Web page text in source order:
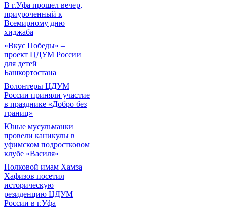
В г.Уфа прошел вечер,
приуроченный к
Всемирному дню
хиджаба
«Вкус Победы» –
проект ЦДУМ России
для детей
Башкортостана
Волонтеры ЦДУМ
России приняли участие
в празднике «Добро без
границ»
Юные мусульманки
провели каникулы в
уфимском подростковом
клубе «Василя»
Полковой имам Хамза
Хафизов посетил
историческую
резиденцию ЦДУМ
России в г.Уфа